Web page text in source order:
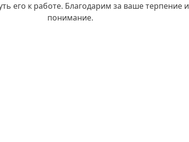
его к работе. Благодарим за ваше терпение и
понимание.